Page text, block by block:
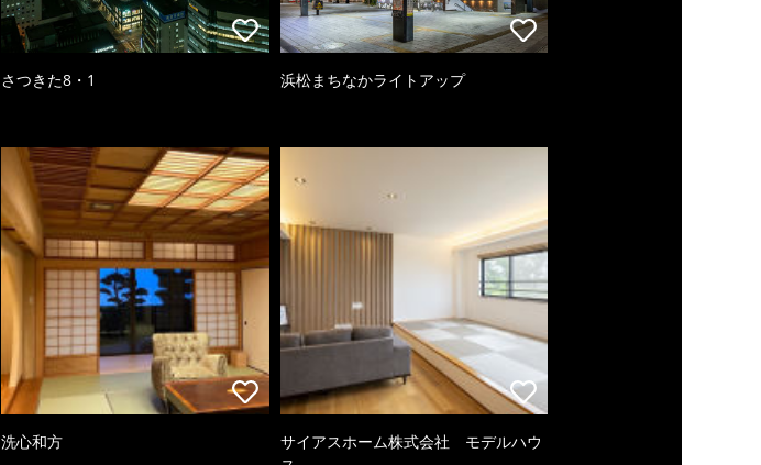
さつきた8・1 浜松まちなかライトアップ
洗心和方
サイアスホーム株式会社 モデルハウ